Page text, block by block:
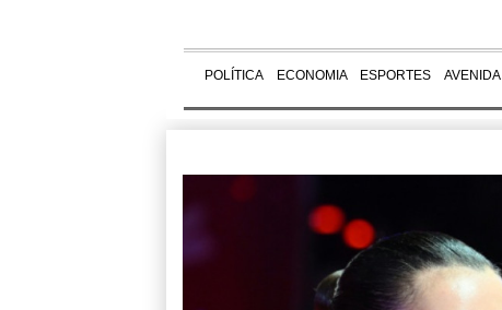
POLÍTICA ECONOMIA ESPORTES AVENIDA